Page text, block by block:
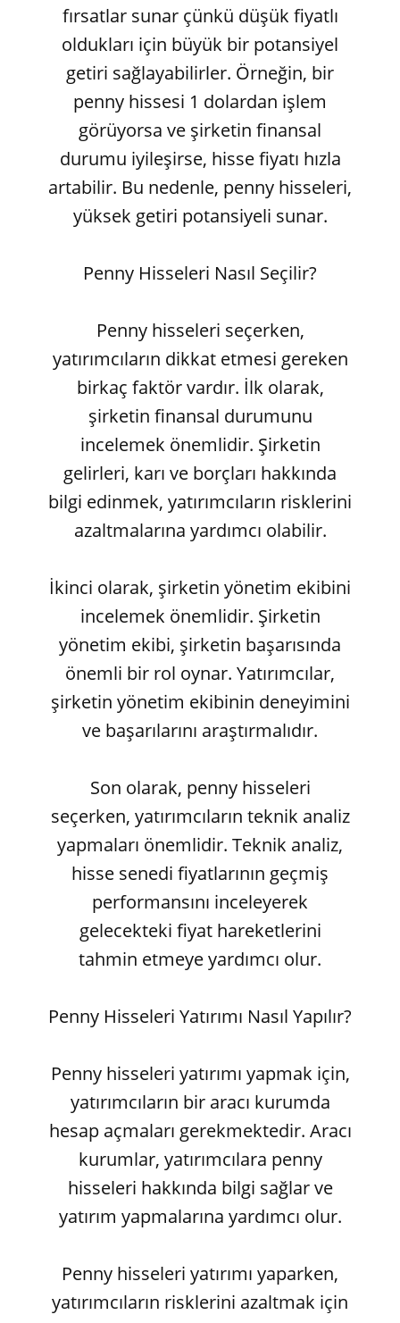
fırsatlar sunar çünkü düşük fiyatlı
oldukları için büyük bir potansiyel
getiri sağlayabilirler. Örneğin, bir
penny hissesi 1 dolardan işlem
görüyorsa ve şirketin finansal
durumu iyileşirse, hisse fiyatı hızla
artabilir. Bu nedenle, penny hisseleri,
yüksek getiri potansiyeli sunar.
Penny Hisseleri Nasıl Seçilir?
Penny hisseleri seçerken,
yatırımcıların dikkat etmesi gereken
birkaç faktör vardır. İlk olarak,
şirketin finansal durumunu
incelemek önemlidir. Şirketin
gelirleri, karı ve borçları hakkında
bilgi edinmek, yatırımcıların risklerini
azaltmalarına yardımcı olabilir.
İkinci olarak, şirketin yönetim ekibini
incelemek önemlidir. Şirketin
yönetim ekibi, şirketin başarısında
önemli bir rol oynar. Yatırımcılar,
şirketin yönetim ekibinin deneyimini
ve başarılarını araştırmalıdır.
Son olarak, penny hisseleri
seçerken, yatırımcıların teknik analiz
yapmaları önemlidir. Teknik analiz,
hisse senedi fiyatlarının geçmiş
performansını inceleyerek
gelecekteki fiyat hareketlerini
tahmin etmeye yardımcı olur.
Penny Hisseleri Yatırımı Nasıl Yapılır?
Penny hisseleri yatırımı yapmak için,
yatırımcıların bir aracı kurumda
hesap açmaları gerekmektedir. Aracı
kurumlar, yatırımcılara penny
hisseleri hakkında bilgi sağlar ve
yatırım yapmalarına yardımcı olur.
Penny hisseleri yatırımı yaparken,
yatırımcıların risklerini azaltmak için